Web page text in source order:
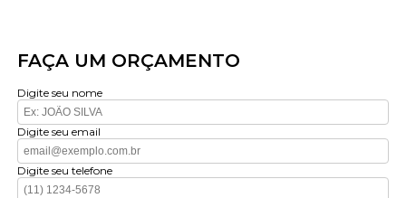
FAÇA UM ORÇAMENTO
Digite seu nome
Digite seu email
Digite seu telefone